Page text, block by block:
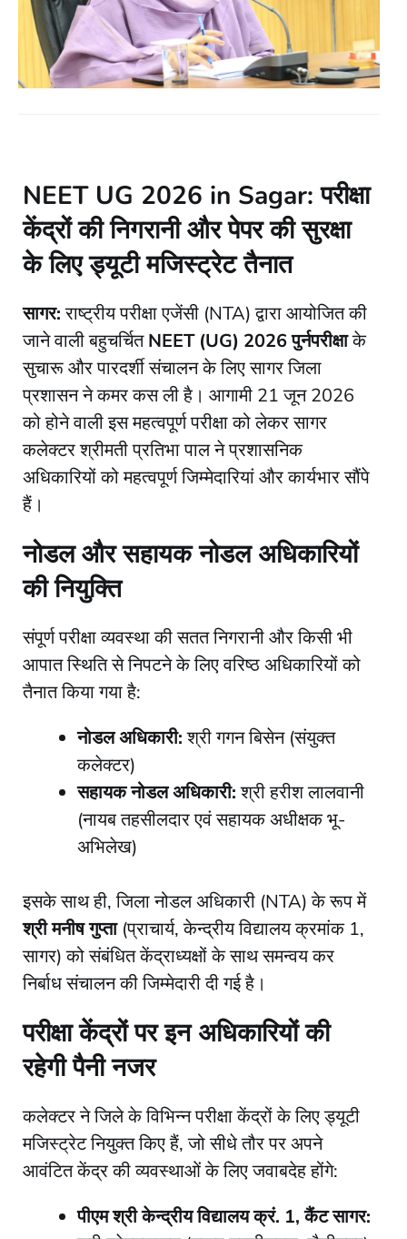
NEET UG 2026 in Sagar: परीक्षा
केंद्रों की निगरानी और पेपर की सुरक्षा
के लिए ड्यूटी मजिस्ट्रेट तैनात
सागर:राष्ट्रीय परीक्षा एजेंसी (NTA) द्वारा आयोजित की
जाने वाली बहुचर्चितNEET (UG) 2026 पुर्नपरीक्षाके
सुचारू और पारदर्शी संचालन के लिए सागर जिला
प्रशासन ने कमर कस ली है। आगामी 21 जून 2026
को होने वाली इस महत्वपूर्ण परीक्षा को लेकर सागर
कलेक्टर श्रीमती प्रतिभा पाल ने प्रशासनिक
अधिकारियों को महत्वपूर्ण जिम्मेदारियां और कार्यभार सौंपे
हैं।
नोडल और सहायक नोडल अधिकारियों
की नियुक्ति
​संपूर्ण परीक्षा व्यवस्था की सतत निगरानी और किसी भी
आपात स्थिति से निपटने के लिए वरिष्ठ अधिकारियों को
तैनात किया गया है:
नोडल अधिकारी:श्री गगन बिसेन (संयुक्त
कलेक्टर)
सहायक नोडल अधिकारी:श्री हरीश लालवानी
(नायब तहसीलदार एवं सहायक अधीक्षक भू-
अभिलेख)
​इसके साथ ही, जिला नोडल अधिकारी (NTA) के रूप में
श्री मनीष गुप्ता(प्राचार्य, केन्द्रीय विद्यालय क्रमांक 1,
सागर) को संबंधित केंद्राध्यक्षों के साथ समन्वय कर
निर्बाध संचालन की जिम्मेदारी दी गई है।
परीक्षा केंद्रों पर इन अधिकारियों की
रहेगी पैनी नजर
​कलेक्टर ने जिले के विभिन्न परीक्षा केंद्रों के लिए ड्यूटी
मजिस्ट्रेट नियुक्त किए हैं, जो सीधे तौर पर अपने
आवंटित केंद्र की व्यवस्थाओं के लिए जवाबदेह होंगे:
पीएम श्री केन्द्रीय विद्यालय क्रं. 1, कैंट सागर: